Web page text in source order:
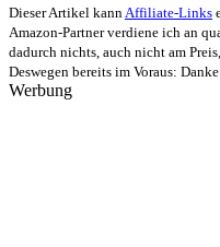
Dieser Artikel kann Affiliate-Links
Amazon-Partner verdiene ich an
dadurch nichts, auch nicht am
Deswegen bereits im Voraus: Danke.
Werbung